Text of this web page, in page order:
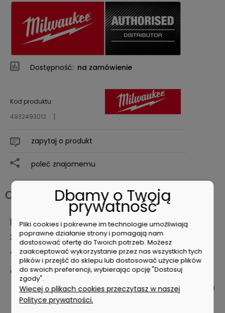
Dostępność: na zamówienie
Kod produktu:
4932493012
zapytaj o produkt
poleć znajomemu
Opis
Milwaukee WT SS BL T-shirt z kieszonką
z krótkim rękawem roz. XXL kolor szary
4932493012
CHARAKTERYSTYKA PRODUKTU:
Wytrzymała tkanina o gramaturze 200 g/m², odporna na
rozdarcia i ścieranie, doskonale sprawdzająca się w
miejscu pracy.
Dbamy o Twoją
prywatność
Pliki cookies i pokrewne im technologie umożliwiają
poprawne działanie strony i pomagają nam
dostosować ofertę do Twoich potrzeb. Możesz
zaakceptować wykorzystanie przez nas wszystkich tych
plików i przejść do sklepu lub dostosować użycie plików
do swoich preferencji, wybierając opcję "Dostosuj
zgody".
Więcej o plikach cookies przeczytasz w naszej
Polityce prywatności.